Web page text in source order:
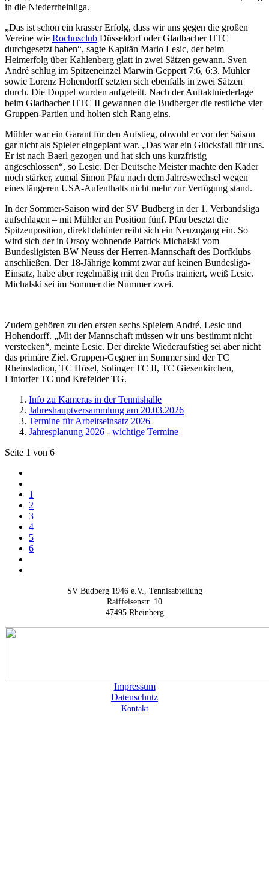
in die Niederrheinliga.
„Das ist schon ein krasser Erfolg, dass wir uns gegen die großen
Vereine wie Rochusclub Düsseldorf oder Gladbacher HTC
durchgesetzt haben“, sagte Kapitän Mario Lesic, der beim
Heimerfolg über Kahlenberg glatt in zwei Sätzen gewann. Sven
André schlug im Spitzeneinzel Marwin Geppert 7:6, 6:3. Mühler
sowie Lorenz Hohendorff setzten sich ebenfalls in zwei Sätzen
durch. Die Doppel wurden aufgeteilt. Nach der Auftaktniederlage
beim Gladbacher HTC II gewannen die Budberger die restliche vier
Gruppen-Partien und holten sich Rang eins.
Mühler war ein Garant für den Aufstieg, obwohl er vor der Saison
gar nicht als Spieler eingeplant war. „Das war ein Glücksfall für uns.
Er ist nach Baerl gezogen und hat sich uns kurzfristig
angeschlossen“, so Lesic. Der Deutsche Meister machte den Kader
noch stärker, zumal Simon Pfau nach dem Jahreswechsel wegen
eines längeren USA-Aufenthalts nicht mehr zur Verfügung stand.
In der Sommer-Saison wird der SV Budberg in der 1. Verbandsliga
aufschlagen – mit Mühler an Position fünf. Pfau besetzt die
Spitzenposition, direkt dahinter reiht sich ein Neuzugang ein. So
wird sich der in Orsoy wohnende Patrick Michalski vom
Bundesligisten BW Neuss der Herren-Mannschaft des Dorfklubs
anschließen. Der 18-Jährige kommt zwar auf keinen Bundesliga-
Einsatz, habe aber regelmäßig mit den Profis trainiert, weiß Lesic.
Michalski sei im Sommer die Nummer zwei.
Zudem gehören zu den ersten sechs Spielern André, Lesic und
Hohendorff. „Mit der Mannschaft müssen wir uns bestimmt nicht
verstecken“, meinte Lesic. Der direkte Wiederaufstieg sei aber nicht
das primäre Ziel. Gruppen-Gegner im Sommer sind der TC
Rheinstadion, TC Hösel, Solinger TC II, TC Giesenkirchen,
Lintorfer TC und Krefelder TG.
Info zu Kameras in der Tennishalle
Jahreshauptversammlung am 20.03.2026
Termine für Arbeitseinsatz 2026
Jahresplanung 2026 - wichtige Termine
Seite 1 von 6
1
2
3
4
5
6
SV Budberg 1946 e.V., Tennisabteilung
Raiffeisenstr. 10
47495 Rheinberg
Impressum
Datenschutz
Kontakt